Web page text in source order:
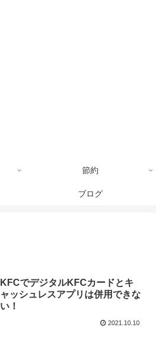
節約
ブログ
KFCでデジタルKFCカードとキ
ャッシュレスアプリは併用できな
い！
2021.10.10